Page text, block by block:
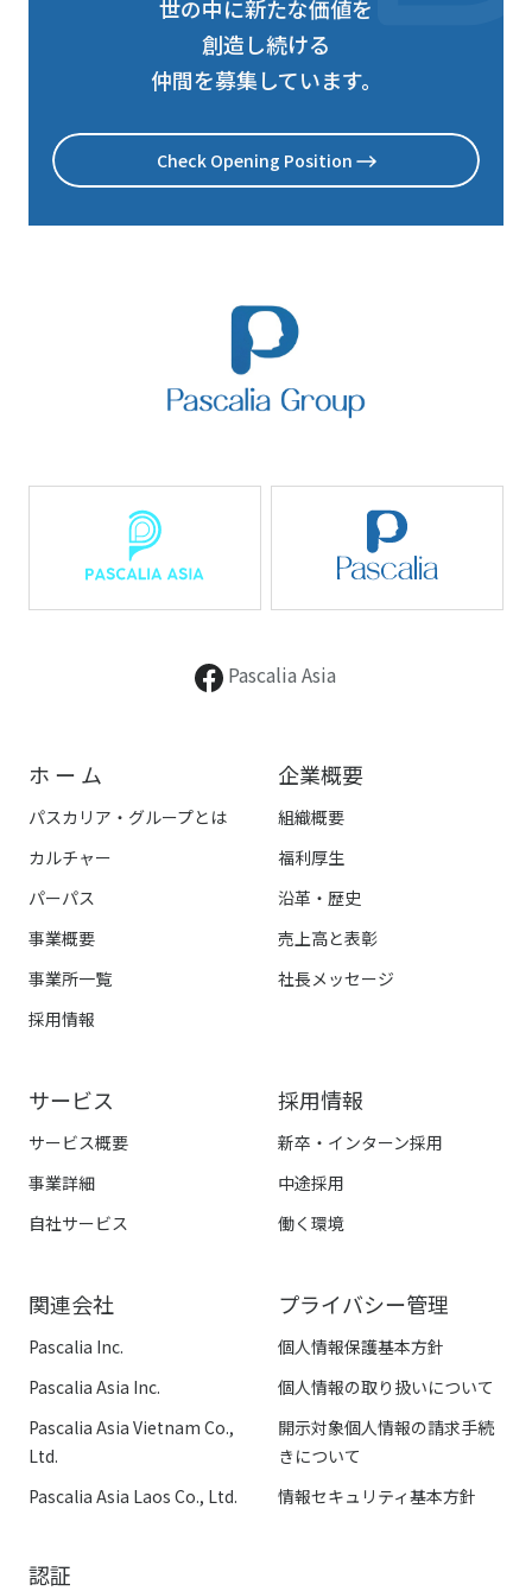
世の中に新たな価値を
創造し続ける
仲間を募集しています。
Check Opening Position
Pascalia Asia
ホ ー ム
パスカリア・グループとは
カルチャー
パーパス
事業概要
事業所一覧
採用情報
企業概要
組織概要
福利厚生
沿革・歴史
売上高と表彰
社長メッセージ
サービス
サービス概要
事業詳細
自社サービス
採用情報
新卒・インターン採用
中途採用
働く環境
関連会社
Pascalia Inc.
Pascalia Asia Inc.
Pascalia Asia Vietnam Co.,
Ltd.
Pascalia Asia Laos Co., Ltd.
プライバシー管理
個人情報保護基本方針
個人情報の取り扱いについて
開示対象個人情報の請求手続
きについて
情報セキュリティ基本方針
認証